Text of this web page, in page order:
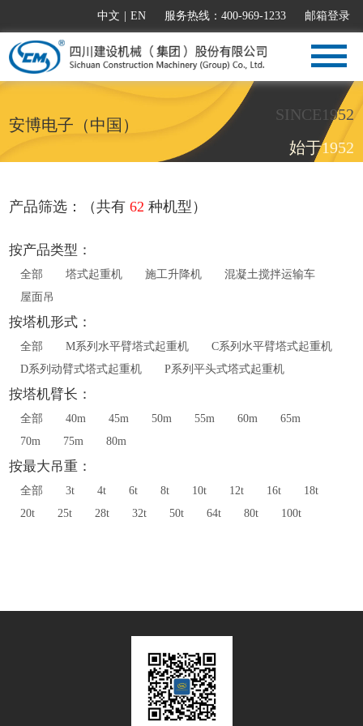
中文 EN 服务热线：400-969-1233 邮箱登录
安博电子（中国）
SINCE1952
始于1952
产品筛选：（共有62 种机型）
按产品类型：
全部 塔式起重机 施工升降机
混凝土搅拌运输车
屋面吊
按塔机形式：
全部 M系列水平臂塔式起重机
C系列水平臂塔式起重机
D系列动臂式塔式起重机
P系列平头式塔式起重机
按塔机臂长：
全部 40m 45m 50m 55m 60m
65m
70m
75m 80m
按最大吊重：
全部 3t 4t 6t 8t 10t 12t 16t
18t
20t
25t 28t 32t 50t 64t 80t 100t